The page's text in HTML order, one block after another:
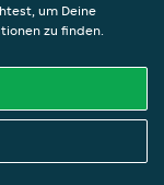
um Deine
zu finden.